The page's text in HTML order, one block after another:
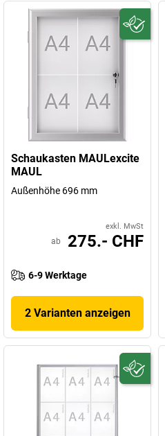
Schaukasten MAULexcite
MAUL
Außenhöhe 696 mm
exkl. MwSt
ab 275.- CHF
6-9 Werktage
2 Varianten anzeigen